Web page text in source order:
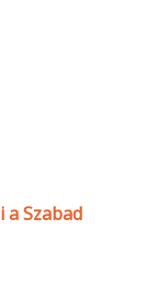
a Szabad